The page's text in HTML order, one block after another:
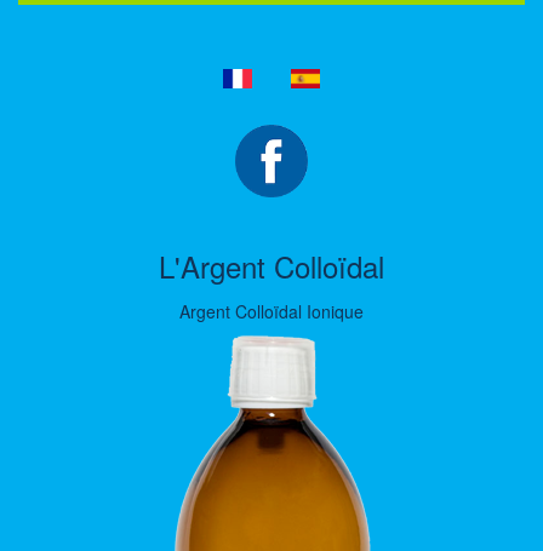
L'Argent Colloïdal
Argent Colloïdal Ionique